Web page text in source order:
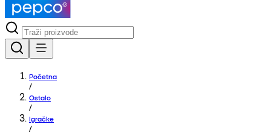
Početna
/
Ostalo
/
Igračke
/